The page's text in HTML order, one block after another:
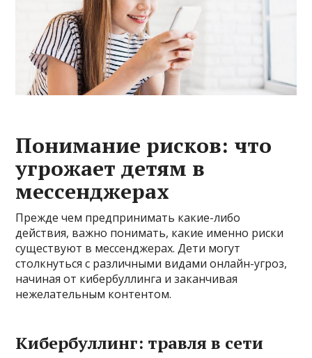
Понимание рисков: что
угрожает детям в
мессенджерах
Прежде чем предпринимать какие-либо
действия, важно понимать, какие именно риски
существуют в мессенджерах. Дети могут
столкнуться с различными видами онлайн-угроз,
начиная от кибербуллинга и заканчивая
нежелательным контентом.
Кибербуллинг: травля в сети